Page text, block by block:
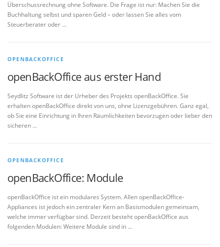
Überschussrechnung ohne Software. Die Frage ist nur: Machen Sie die
Buchhaltung selbst und sparen Geld – oder lassen Sie alles vom
Steuerberater oder …
OPENBACKOFFICE
openBackOffice aus erster Hand
Seydlitz Software ist der Urheber des Projekts openBackOffice. Sie
erhalten openBackOffice direkt von uns, ohne Lizenzgebühren. Ganz egal,
ob Sie eine Einrichtung in Ihren Räumlichkeiten bevorzugen oder lieber den
sicheren …
OPENBACKOFFICE
openBackOffice: Module
openBackOffice ist ein modulares System. Allen openBackOffice-
Appliances ist jedoch ein zentraler Kern an Basismodulen gemeinsam,
welche immer verfügbar sind. Derzeit besteht openBackOffice aus
folgenden Modulen: Weitere Module sind in …